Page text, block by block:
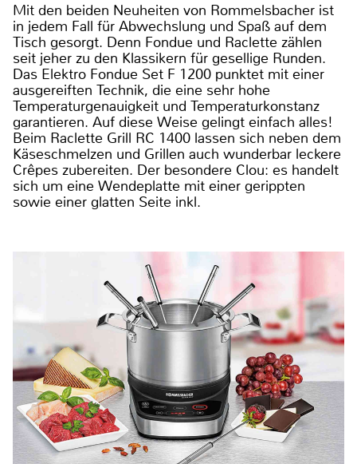
Mit den beiden Neuheiten von Rommelsbacher ist
in jedem Fall für Abwechslung und Spaß auf dem
Tisch gesorgt. Denn Fondue und Raclette zählen
seit jeher zu den Klassikern für gesellige Runden.
Das Elektro Fondue Set F 1200 punktet mit einer
ausgereiften Technik, die eine sehr hohe
Temperaturgenauigkeit und Temperaturkonstanz
garantieren. Auf diese Weise gelingt einfach alles!
Beim Raclette Grill RC 1400 lassen sich neben dem
Käseschmelzen und Grillen auch wunderbar leckere
Crêpes zubereiten. Der besondere Clou: es handelt
sich um eine Wendeplatte mit einer gerippten
sowie einer glatten Seite inkl.